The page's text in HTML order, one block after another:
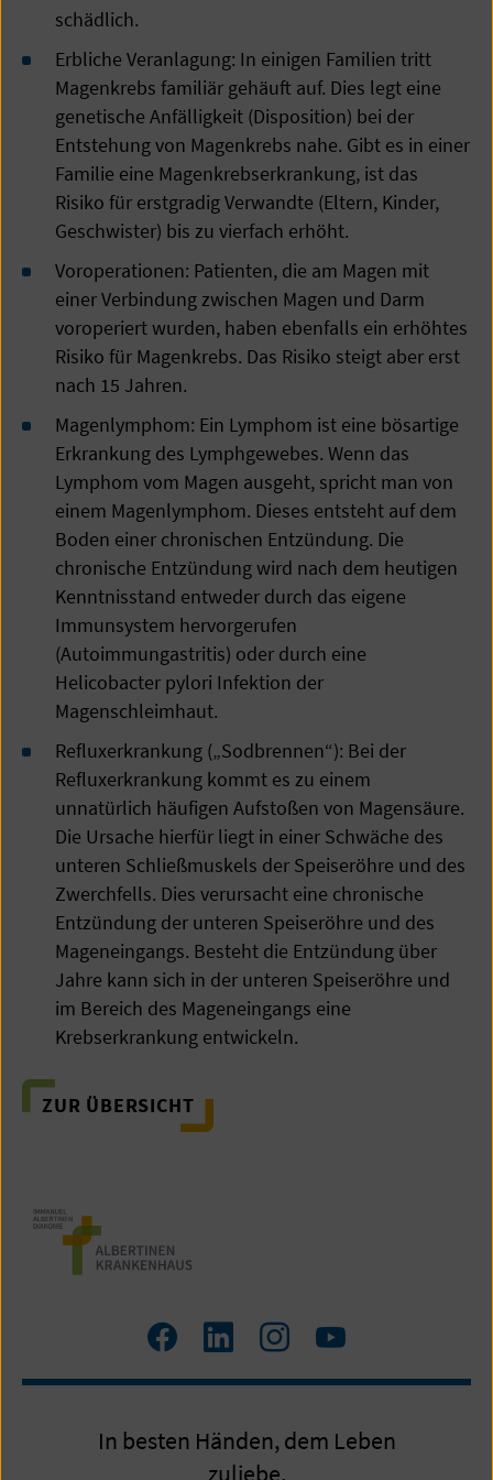
schädlich.
Erbliche Veranlagung: In einigen Familien tritt
Magenkrebs familiär gehäuft auf. Dies legt eine
genetische Anfälligkeit (Disposition) bei der
Entstehung von Magenkrebs nahe. Gibt es in einer
Familie eine Magenkrebserkrankung, ist das
Risiko für erstgradig Verwandte (Eltern, Kinder,
Geschwister) bis zu vierfach erhöht.
Voroperationen: Patienten, die am Magen mit
einer Verbindung zwischen Magen und Darm
voroperiert wurden, haben ebenfalls ein erhöhtes
Risiko für Magenkrebs. Das Risiko steigt aber erst
nach 15 Jahren.
Magenlymphom: Ein Lymphom ist eine bösartige
Erkrankung des Lymphgewebes. Wenn das
Lymphom vom Magen ausgeht, spricht man von
einem Magenlymphom. Dieses entsteht auf dem
Boden einer chronischen Entzündung. Die
chronische Entzündung wird nach dem heutigen
Kenntnisstand entweder durch das eigene
Immunsystem hervorgerufen
(Autoimmungastritis) oder durch eine
Helicobacter pylori Infektion der
Magenschleimhaut.
Refluxerkrankung („Sodbrennen“): Bei der
Refluxerkrankung kommt es zu einem
unnatürlich häufigen Aufstoßen von Magensäure.
Die Ursache hierfür liegt in einer Schwäche des
unteren Schließmuskels der Speiseröhre und des
Zwerchfells. Dies verursacht eine chronische
Entzündung der unteren Speiseröhre und des
Mageneingangs. Besteht die Entzündung über
Jahre kann sich in der unteren Speiseröhre und
im Bereich des Mageneingangs eine
Krebserkrankung entwickeln.
ZUR ÜBERSICHT
Facebook
LinkedInInstagram
Youtube
In besten Händen, dem Leben
zuliebe.